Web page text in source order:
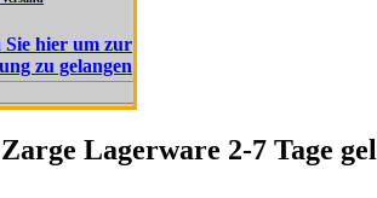
Lagerware 2-7 Tage